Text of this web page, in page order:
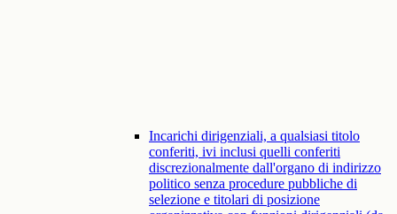
Incarichi dirigenziali, a qualsiasi titolo
conferiti, ivi inclusi quelli conferiti
discrezionalmente dall'organo di indirizzo
politico senza procedure pubbliche di
selezione e titolari di posizione